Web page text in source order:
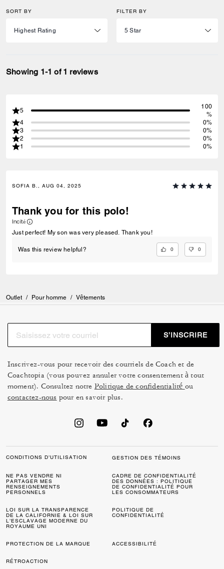
SORT BY FILTER BY
Showing 1-1 of 1 reviews
5
100
%
4
0%
3
0%
2
0%
1
0%
SOFIA B., AUG 04, 2025
Thank you for this polo!
Incité
Just perfect! My son was very pleased. Thank you!
Was this review helpful? 0 0
Outlet / Pour homme / Vêtements
S’INSCRIRE
Inscrivez-vous pour recevoir des courriels de Coach et de
Coachtopia (vous pouvez annuler votre consentement à tout
moment). Consultez notre Politique de confidentialité ou
contactez-nous pour en savoir plus.
CONDITIONS D’UTILISATION GESTION DES TÉMOINS
NE PAS VENDRE NI
PARTAGER MES
RENSEIGNEMENTS
PERSONNELS
CADRE DE CONFIDENTIALITÉ
DES DONNÉES : POLITIQUE
DE CONFIDENTIALITÉ POUR
LES CONSOMMATEURS
LOI SUR LA TRANSPARENCE
DE LA CALIFORNIE & LOI SUR
L’ESCLAVAGE MODERNE DU
ROYAUME UNI
POLITIQUE DE
CONFIDENTIALITÉ
PROTECTION DE LA MARQUE ACCESSIBILITÉ
RÉTROACTION